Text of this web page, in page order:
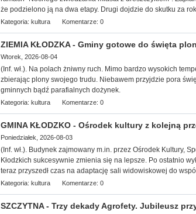
że podzielono ją na dwa etapy. Drugi dojdzie do skutku za
Kategoria: kultura Komentarze: 0
ZIEMIA KŁODZKA - Gminy gotowe do święta
Wtorek, 2026-08-04
(Inf. wł.). Na polach żniwny ruch. Mimo bardzo wysokich
zbierając plony swojego trudu. Niebawem przyjdzie pora
gminnych bądź parafialnych dożynek.
Kategoria: kultura Komentarze: 0
GMINA KŁODZKO - Ośrodek kultury z kolejną
Poniedziałek, 2026-08-03
(Inf. wł.). Budynek zajmowany m.in. przez Ośrodek Kultury,
Kłodzkich su kcesywnie zmienia się na lepsze. Po ostatnio
teraz przyszedł czas na adaptację sali widowiskowej do
Kategoria: kultura Komentarze: 0
SZCZYTNA - Trzy dekady Agrofety. Jubileusz